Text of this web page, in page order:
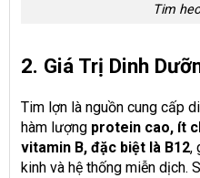
Tim
2. Giá Trị Dinh
Tim lợn là nguồn cung cấp
hàm lượng protein cao, ít
vitamin B, đặc biệt là B12,
kinh và hệ thống miễn dịch.